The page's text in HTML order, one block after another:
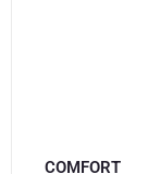
COMFORT